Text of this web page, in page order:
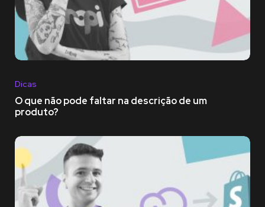
Dicas
O que não pode faltar na descrição de um
produto?